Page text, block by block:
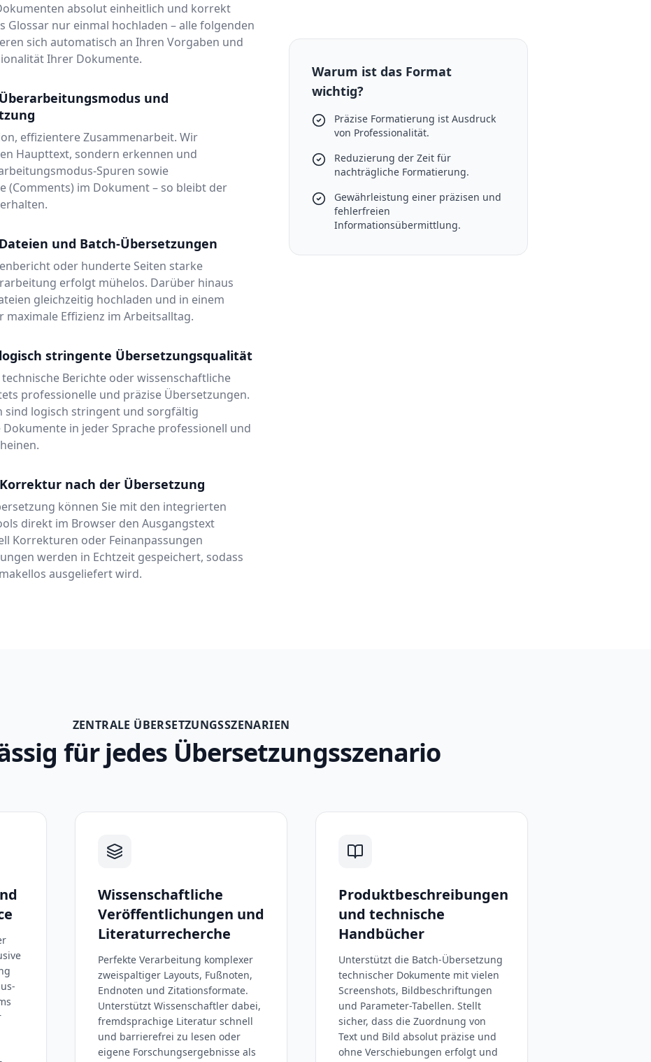
absolut einheitlich und korrekt
Glossar nur einmal hochladen – alle folgenden
sich automatisch an Ihren Vorgaben und
Ihrer Dokumente.
und
effizientere Zusammenarbeit. Wir
Haupttext, sondern erkennen und
Spuren sowie
(Comments) im Dokument – so bleibt der
und Batch-Übersetzungen
oder hunderte Seiten starke
erfolgt mühelos. Darüber hinaus
gleichzeitig hochladen und in einem
maximale Effizienz im Arbeitsalltag.
stringente Übersetzungsqualität
Berichte oder wissenschaftliche
professionelle und präzise Übersetzungen.
sind logisch stringent und sorgfältig
in jeder Sprache professionell und
nach der Übersetzung
können Sie mit den integrierten
direkt im Browser den Ausgangstext
Korrekturen oder Feinanpassungen
werden in Echtzeit gespeichert, sodass
ausgeliefert wird.
Warum ist das Format
wichtig?
Präzise Formatierung ist Ausdruck
von Professionalität.
Reduzierung der Zeit für
nachträgliche Formatierung.
Gewährleistung einer präzisen und
fehlerfreien
Informationsübermittlung.
ZENTRALE ÜBERSETZUNGSSZENARIEN
für jedes Übersetzungsszenario
Wissenschaftliche
Veröffentlichungen und
Literaturrecherche
Perfekte Verarbeitung komplexer
zweispaltiger Layouts, Fußnoten,
Endnoten und Zitationsformate.
Unterstützt Wissenschaftler dabei,
fremdsprachige Literatur schnell
und barrierefrei zu lesen oder
eigene Forschungsergebnisse als
Produktbeschreibungen
und technische
Handbücher
Unterstützt die Batch-Übersetzung
technischer Dokumente mit vielen
Screenshots, Bildbeschriftungen
und Parameter-Tabellen. Stellt
sicher, dass die Zuordnung von
Text und Bild absolut präzise und
ohne Verschiebungen erfolgt und